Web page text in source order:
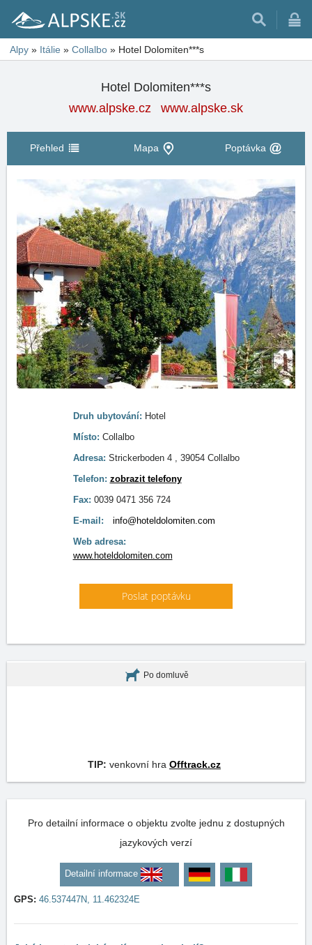
Alpy » Itálie » Collalbo » Hotel Dolomiten***s
Hotel Dolomiten***s
www.alpske.cz
www.alpske.sk
Přehled Mapa Poptávka
Druh ubytování: Hotel
Místo: Collalbo
Adresa: Strickerboden 4 , 39054 Collalbo
Telefon: zobrazit telefony
Fax: 0039 0471 356 724
E-mail:
info@hoteldolomiten.com
Web adresa:
www.hoteldolomiten.com
Poslat poptávku
Po domluvě
TIP: venkovní hra Offtrack.cz
Pro detailní informace o objektu zvolte jednu z dostupných
jazykových verzí
Detailní informace
GPS: 46.537447N, 11.462324E